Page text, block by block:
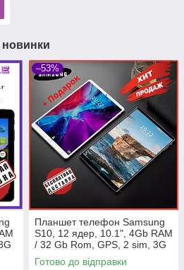
новинки
–53%
Планшет телефон Samsung
S10, 12 ядер, 10.1", 4Gb RAM
/ 32 Gb Rom, GPS, 2 sim, 3G
Готово до відправки